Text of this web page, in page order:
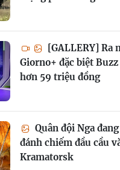
[GALLERY] Ra
Giorno+ đặc biệt
hơn 59 triệu đồng
Quân đội Nga
đánh chiếm đầu cầu
Kramatorsk